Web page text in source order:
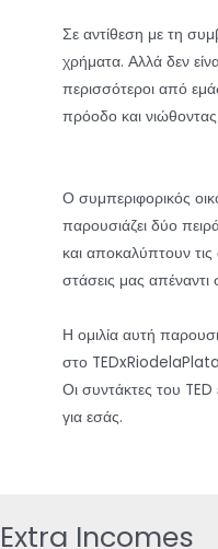
Σε αντίθεση με τη
χρήματα. Αλλά δεν
περισσότεροι από
πρόοδο και
Ο συμπεριφορικός
παρουσιάζει δύο
και αποκαλύπτουν
στάσεις μας
Η ομιλία αυτή
στο
Οι συντάκτες του
για εσάς.
Extra Incomes